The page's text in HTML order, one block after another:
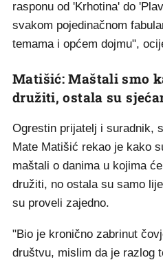
rasponu od 'Krhotina' do
svakom pojedinačnom
temama i općem dojmu",
Matišić: Maštali smo
družiti, ostala su
Ogrestin prijatelj i suradnik,
Mate Matišić rekao je kako
maštali o danima u kojima
družiti, no ostala su samo
su proveli zajedno.
"Bio je kronično zabrinut
društvu, mislim da je razlog